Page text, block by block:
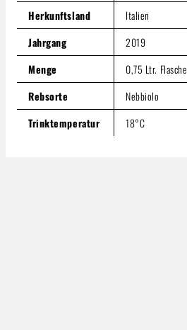
Herkunftsland
Italien
Jahrgang
2019
Menge
0,75 Ltr. Flasche
Rebsorte
Nebbiolo
Trinktemperatur
18°C